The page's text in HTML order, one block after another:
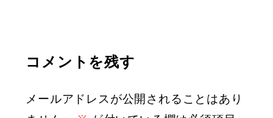
コメントを残す
メールアドレスが公開されることはあり